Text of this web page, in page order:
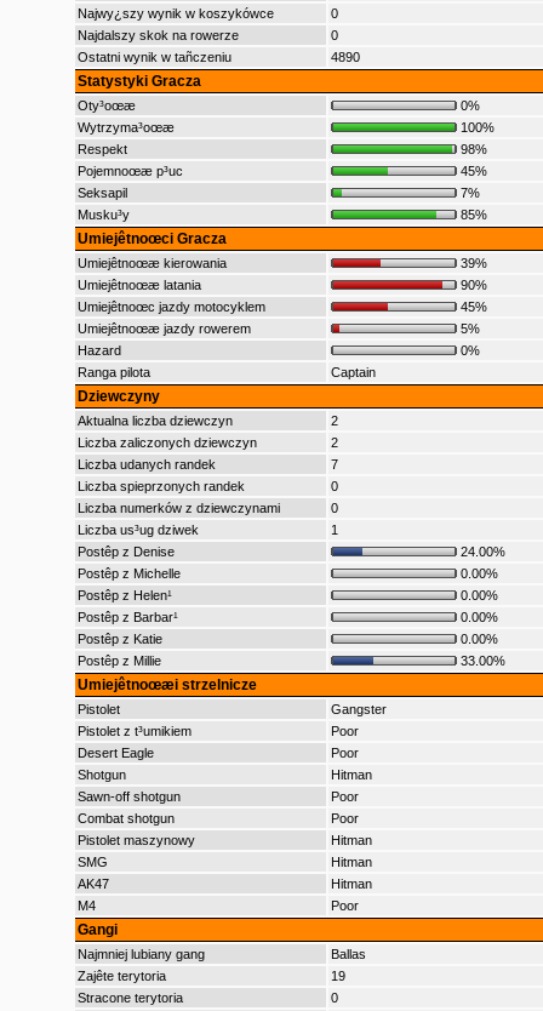
Najwy¿szy wynik w koszykówce
0
Najdalszy skok na rowerze
0
Ostatni wynik w tañczeniu
4890
Statystyki Gracza
Oty³oœæ
0%
Wytrzyma³oœæ
100%
Respekt
98%
Pojemnoœæ p³uc
45%
Seksapil
7%
Musku³y
85%
Umiejêtnoœci Gracza
Umiejêtnoœæ kierowania
39%
Umiejêtnoœæ latania
90%
Umiejêtnoœc jazdy motocyklem
45%
Umiejêtnoœæ jazdy rowerem
5%
Hazard
0%
Ranga pilota
Captain
Dziewczyny
Aktualna liczba dziewczyn
2
Liczba zaliczonych dziewczyn
2
Liczba udanych randek
7
Liczba spieprzonych randek
0
Liczba numerków z dziewczynami
0
Liczba us³ug dziwek
1
Postêp z Denise
24.00%
Postêp z Michelle
0.00%
Postêp z Helen¹
0.00%
Postêp z Barbar¹
0.00%
Postêp z Katie
0.00%
Postêp z Millie
33.00%
Umiejêtnoœæi strzelnicze
Pistolet
Gangster
Pistolet z t³umikiem
Poor
Desert Eagle
Poor
Shotgun
Hitman
Sawn-off shotgun
Poor
Combat shotgun
Poor
Pistolet maszynowy
Hitman
SMG
Hitman
AK47
Hitman
M4
Poor
Gangi
Najmniej lubiany gang
Ballas
Zajête terytoria
19
Stracone terytoria
0